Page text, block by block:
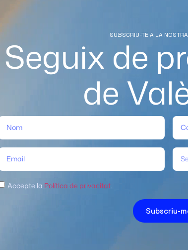
SUBSCRIU-TE A LA
Seguix de
de
Accepte la Política de privacitat
Subscriu-